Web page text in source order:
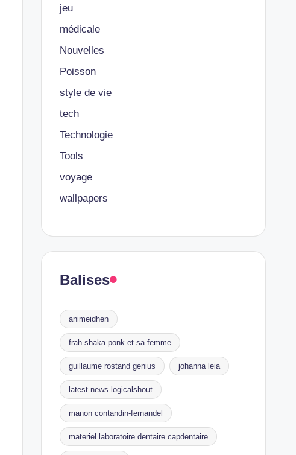
jeu
médicale
Nouvelles
Poisson
style de vie
tech
Technologie
Tools
voyage
wallpapers
Balises
animeidhen
frah shaka ponk et sa femme
guillaume rostand genius johanna leia
latest news logicalshout
manon contandin-fernandel
materiel laboratoire dentaire capdentaire